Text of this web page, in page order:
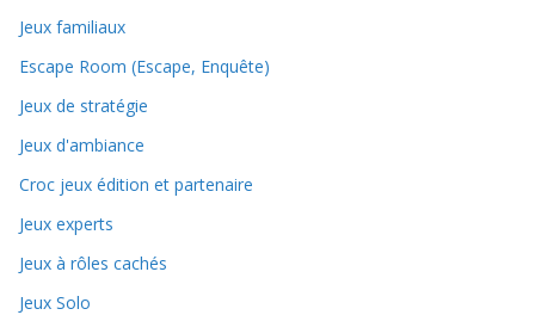
Jeux familiaux
Escape Room (Escape, Enquête)
Jeux de stratégie
Jeux d'ambiance
Croc jeux édition et partenaire
Jeux experts
Jeux à rôles cachés
Jeux Solo